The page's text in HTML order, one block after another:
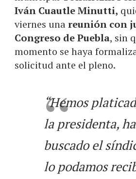
Iván Cuautle Minutti,
viernes unareunión con
Congreso de Puebla, sin
momento se haya
solicitud ante el pleno.
“Hemos
la presidenta, ha
buscado el
lo podamos